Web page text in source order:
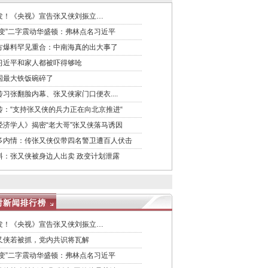
！《央视》宣告张又侠刘振立…
”二字震动华盛顿：弗林点名习近平
爆料罕见重合：中南海真的出大事了
近平和家人都被吓得够呛
最大铁饭碗碎了
习张翻脸内幕、张又侠家门口便衣....
：“支持张又侠的兵力正在向北京推进“
济学人》揭密“老大哥”张又侠落马诱因
内情：传张又侠仅带四名警卫遭百人伏击
：张又侠被身边人出卖 政变计划泄露
！《央视》宣告张又侠刘振立…
侠若被抓，党内共识将瓦解
”二字震动华盛顿：弗林点名习近平